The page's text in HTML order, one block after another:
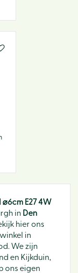
⌀6cm E27 4W
in Den
hier ons
in
We zijn
en Kijkduin,
ons eigen